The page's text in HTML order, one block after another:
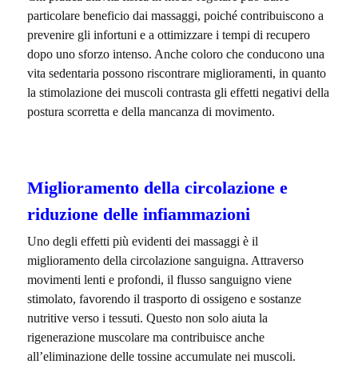
particolare beneficio dai massaggi, poiché contribuiscono a
prevenire gli infortuni e a ottimizzare i tempi di recupero
dopo uno sforzo intenso. Anche coloro che conducono una
vita sedentaria possono riscontrare miglioramenti, in quanto
la stimolazione dei muscoli contrasta gli effetti negativi della
postura scorretta e della mancanza di movimento.
Miglioramento della circolazione e
riduzione delle infiammazioni
Uno degli effetti più evidenti dei massaggi è il
miglioramento della circolazione sanguigna. Attraverso
movimenti lenti e profondi, il flusso sanguigno viene
stimolato, favorendo il trasporto di ossigeno e sostanze
nutritive verso i tessuti. Questo non solo aiuta la
rigenerazione muscolare ma contribuisce anche
all’eliminazione delle tossine accumulate nei muscoli.